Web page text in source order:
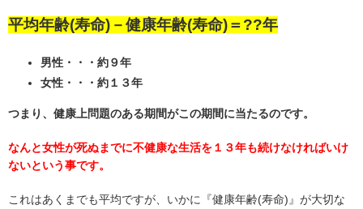
平均年齢(寿命)－健康年齢(寿命)＝??年
男性・・・約９年
女性・・・約１３年
つまり、健康上問題のある期間がこの期間に当たるのです。
なんと女性が死ぬまでに不健康な生活を１３年も続けなければいけ
ないという事です。
これはあくまでも平均ですが、いかに『健康年齢(寿命)』が大切な